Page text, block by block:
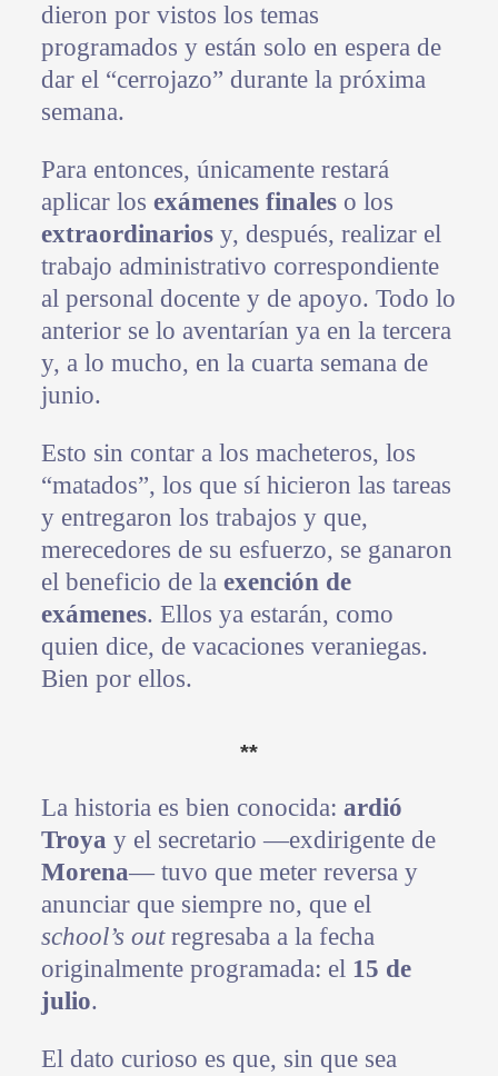
dieron por vistos los temas
programados y están solo en espera de
dar el “cerrojazo” durante la próxima
semana.
Para entonces, únicamente restará
aplicar los exámenes finaleso los
extraordinariosy, después, realizar el
trabajo administrativo correspondiente
al personal docente y de apoyo. Todo lo
anterior se lo aventarían ya en la tercera
y, a lo mucho, en la cuarta semana de
junio.
Esto sin contar a los macheteros, los
“matados”, los que sí hicieron las tareas
y entregaron los trabajos y que,
merecedores de su esfuerzo, se ganaron
el beneficio de la exención de
exámenes. Ellos ya estarán, como
quien dice, de vacaciones veraniegas.
Bien por ellos.
**
La historia es bien conocida: ardió
Troya y el secretario —exdirigente de
Morena— tuvo que meter reversa y
anunciar que siempre no, que el
school’s outregresaba a la fecha
originalmente programada: el 15 de
julio.
El dato curioso es que, sin que sea